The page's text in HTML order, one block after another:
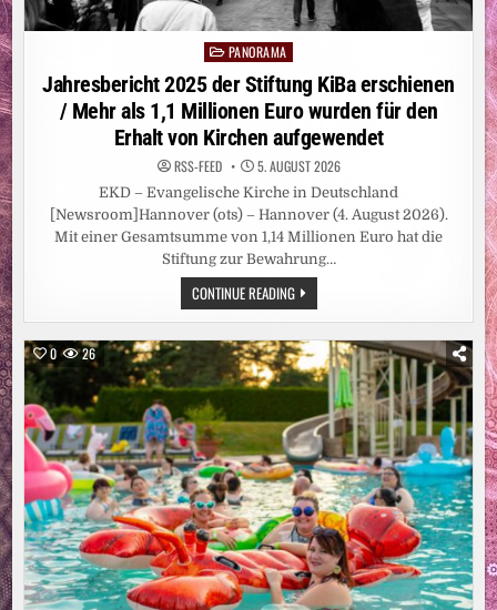
Posted
in
PANORAMA
Jahresbericht 2025 der Stiftung KiBa erschienen
/ Mehr als 1,1 Millionen Euro wurden für den
Erhalt von Kirchen aufgewendet
RSS-FEED 5. AUGUST 2026
EKD – Evangelische Kirche in Deutschland
[Newsroom]Hannover (ots) – Hannover (4. August 2026).
Mit einer Gesamtsumme von 1,14 Millionen Euro hat die
Stiftung zur Bewahrung…
CONTINUE READINGJAHRESBERICHT
2025
DER
STIFTUNG
KIBA
ERSCHIENEN
/
MEHR
1,1
MILLIONEN
EURO
WURDEN
FÜR
DEN
ERHALT
VON
KIRCHEN
AUFGEWENDET
0 26